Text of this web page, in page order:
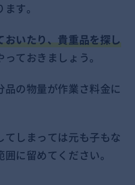
す。
おいたり、貴重品を探し
ておきましょう。
品の物量が作業さ料金に
てしまっては元も子もな
に留めてください。